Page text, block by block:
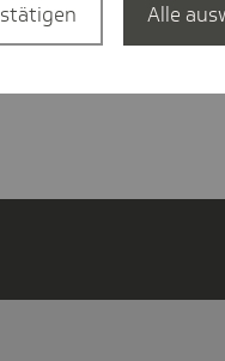
Alle